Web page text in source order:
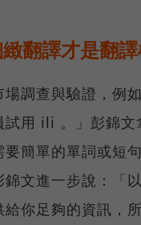
翻譯才是翻
場調查與驗證，
試用 ili 。」彭錦
簡單的單詞或短
文進一步說：「
你足夠的資訊，